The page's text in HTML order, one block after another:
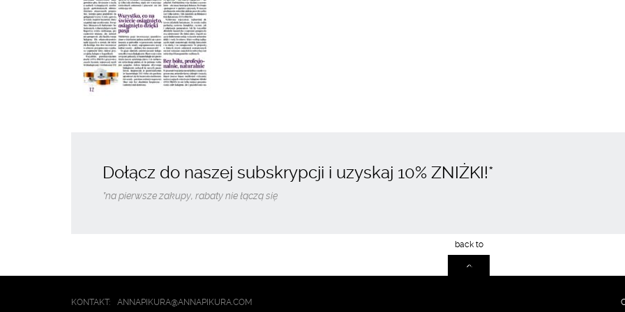
Dołącz do naszej subskrypcji i uzyskaj 10% ZNIŻKI!*
*na pierwsze zakupy, rabaty nie łączą się
KONTAKT: ANNAPIKURA@ANNAPIKURA.COM